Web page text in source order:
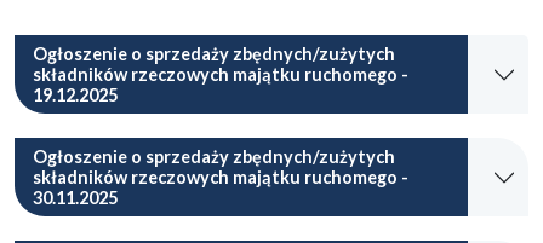
Ogłoszenie o sprzedaży zbędnych/zużytych
składników rzeczowych majątku ruchomego -
19.12.2025
Ogłoszenie o sprzedaży zbędnych/zużytych
składników rzeczowych majątku ruchomego -
30.11.2025